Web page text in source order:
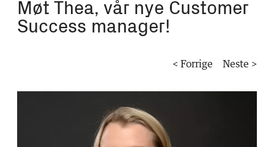
Møt Thea, vår nye Customer
Success manager!
< Forrige Neste >